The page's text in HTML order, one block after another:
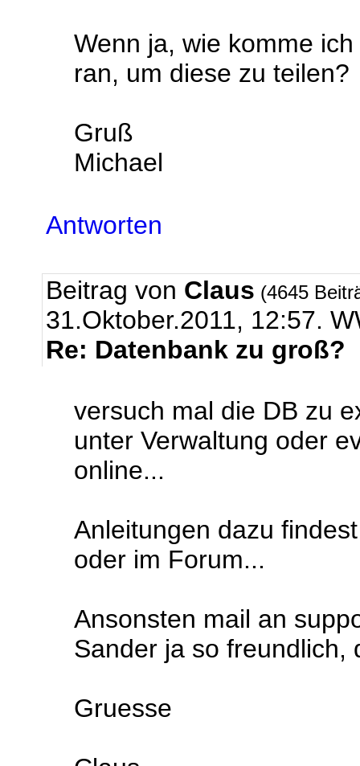
Wenn ja, wie komme
ran, um diese zu teilen?
Gruß
Michael
Antworten
Beitrag von Claus (4645
31.Oktober.2011, 12:57.
Re: Datenbank zu groß?
versuch mal die DB zu
unter Verwaltung oder
online...
Anleitungen dazu
oder im Forum...
Ansonsten mail an
Sander ja so freundlich,
Gruesse